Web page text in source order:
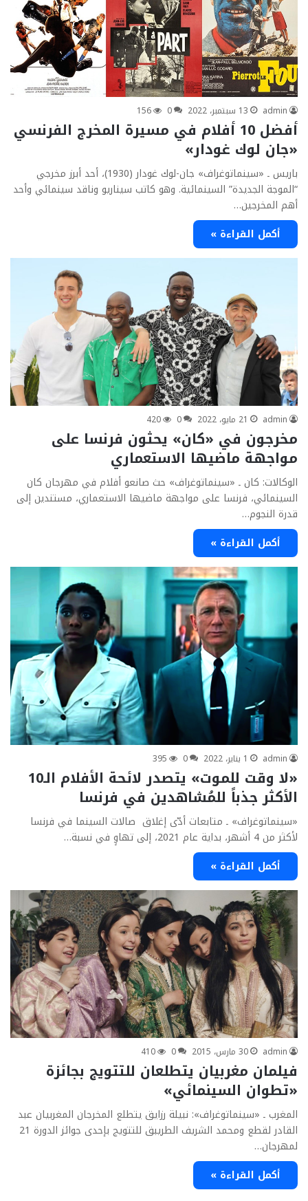
admin 13 سبتمبر، 2022 0
156
أفضل 10 أفلام في مسيرة المخرج الفرنسي
«جان لوك غودار»
باريس ـ «سينماتوغراف» جان-لوك غودار (1930)، أحد أبرز مخرجي
“الموجة الجديدة” السينمائية. وهو كاتب سيناريو وناقد سينمائي وأحد
أهم المخرجين…
أكمل القراءة »
admin 21 مايو، 2022 0
420
مخرجون في «كان» يحثون فرنسا على
مواجهة ماضيها الاستعماري
الوكالات: كان ـ «سينماتوغراف» حث صانعو أفلام في مهرجان كان
السينمائي، فرنسا على مواجهة ماضيها الاستعماري، مستندين إلى
قدرة النجوم…
أكمل القراءة »
admin 1 يناير، 2022 0
395
«لا وقت للموت» يتصدر لائحة الأفلام الـ10
الأكثر جذباً للمُشاهدين في فرنسا
«سينماتوغراف» ـ متابعات أدّى إغلاق صالات السينما في فرنسا
لأكثر من 4 أشهر، بداية عام 2021، إلى تهاوٍ في نسبة…
أكمل القراءة »
admin 30 مارس، 2015 0
410
فيلمان مغربيان يتطلعان للتتويج بجائزة
«تطوان السينمائي»
المغرب ـ «سينماتوغراف»: نبيلة رزايق يتطلع المخرجان المغربيان عبد
القادر لقطع ومحمد الشريف الطريبق للتتويج بإحدى جوائز الدورة 21
لمهرجان…
أكمل القراءة »